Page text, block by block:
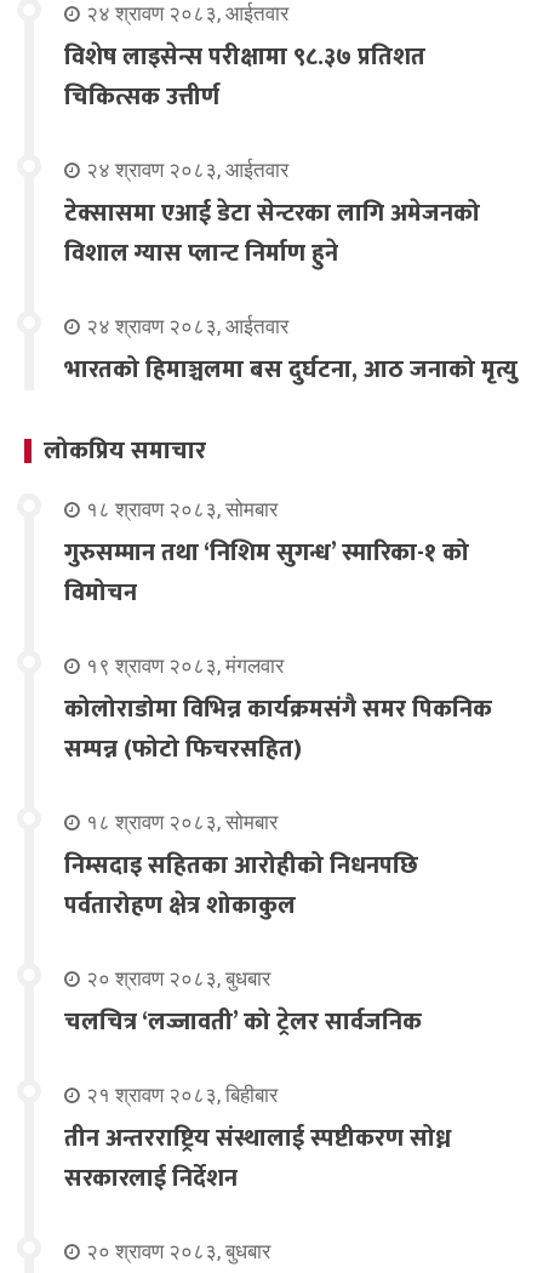
२४ श्रावण २०८३, आईतवार
विशेष लाइसेन्स परीक्षामा ९८.३७ प्रतिशत
चिकित्सक उत्तीर्ण
२४ श्रावण २०८३, आईतवार
टेक्सासमा एआई डेटा सेन्टरका लागि अमेजनको
विशाल ग्यास प्लान्ट निर्माण हुने
२४ श्रावण २०८३, आईतवार
भारतको हिमाञ्चलमा बस दुर्घटना, आठ जनाको मृत्यु
लोकप्रिय समाचार
१८ श्रावण २०८३, सोमबार
गुरुसम्मान तथा ‘निशिम सुगन्ध’ स्मारिका-१ को
विमोचन
१९ श्रावण २०८३, मंगलवार
कोलोराडोमा विभिन्न कार्यक्रमसंगै समर पिकनिक
सम्पन्न (फोटो फिचरसहित)
१८ श्रावण २०८३, सोमबार
निम्सदाइ सहितका आरोहीको निधनपछि
पर्वतारोहण क्षेत्र शोकाकुल
२० श्रावण २०८३, बुधबार
चलचित्र ‘लज्जावती’ को ट्रेलर सार्वजनिक
२१ श्रावण २०८३, बिहीबार
तीन अन्तरराष्ट्रिय संस्थालाई स्पष्टीकरण सोध्न
सरकारलाई निर्देशन
२० श्रावण २०८३, बुधबार